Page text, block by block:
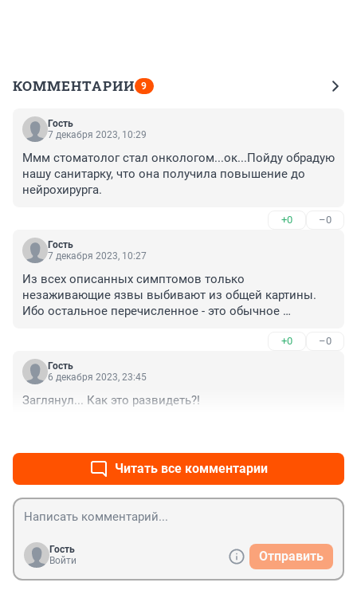
КОММЕНТАРИИ 9
Гость
7 декабря 2023, 10:29
Ммм стоматолог стал онкологом...ок...Пойду обрадую
нашу санитарку, что она получила повышение до
нейрохирурга.
+0 –0
Гость
7 декабря 2023, 10:27
Из всех описанных симптомов только
незаживающие язвы выбивают из общей картины.
Ибо остальное перечисленное - это обычное
+0 –0
Гость
6 декабря 2023, 23:45
Заглянул... Как это развидеть?!
Читать все комментарии
Гость
Войти
Отправить